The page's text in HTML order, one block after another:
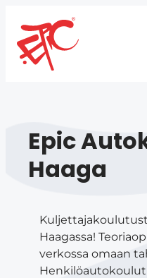
Epic
Haaga
Haagassa!
verkossa omaan